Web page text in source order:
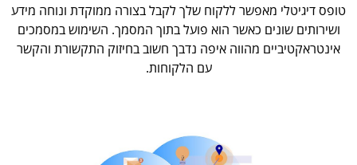
טופס דיגיטלי מאפשר ללקוח שלך לקבל בצורה ממוקדת ונוחה מידע
ושירותים שונים כאשר הוא פועל בתוך המסמך. השימוש במסמכים
אינטראקטיביים מהווה איפה נדבך חשוב בחיזוק התקשורת והקשר
עם הלקוחות.